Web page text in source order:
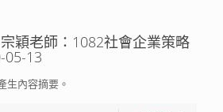
穎老師：1082社會企業策略
05-13
生內容摘要。